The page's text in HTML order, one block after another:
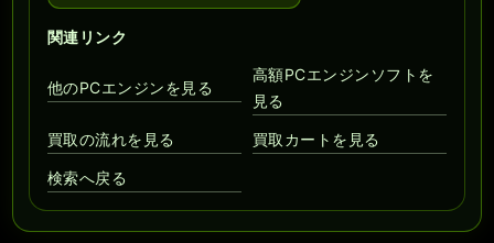
関連リンク
他のPCエンジンを見る
高額PCエンジンソフトを
見る
買取の流れを見る 買取カートを見る
検索へ戻る